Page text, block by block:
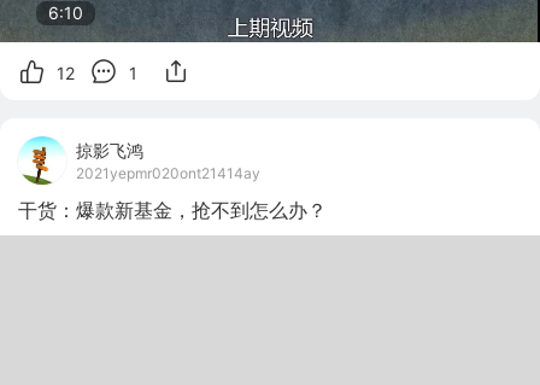
6:10
12 1
掠影飞鸿
2021yepmr020ont21414ay
干货：爆款新基金，抢不到怎么办？